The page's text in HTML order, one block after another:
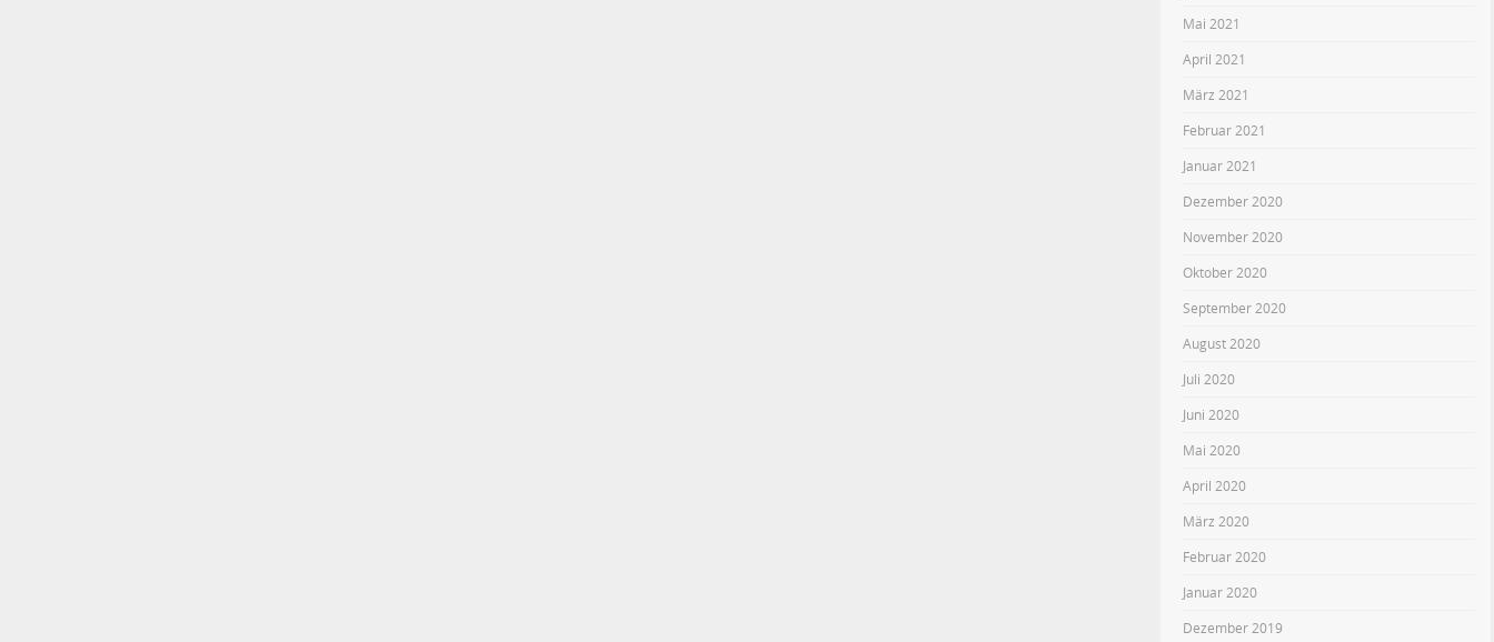
Mai 2021
April 2021
März 2021
Februar 2021
Januar 2021
Dezember 2020
November 2020
Oktober 2020
September 2020
August 2020
Juli 2020
Juni 2020
Mai 2020
April 2020
März 2020
Februar 2020
Januar 2020
Dezember 2019